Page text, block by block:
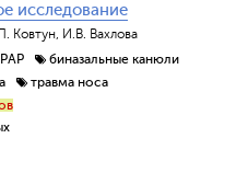
исследование
Ковтун, И.В. Вахлова
биназальные канюли
травма носа